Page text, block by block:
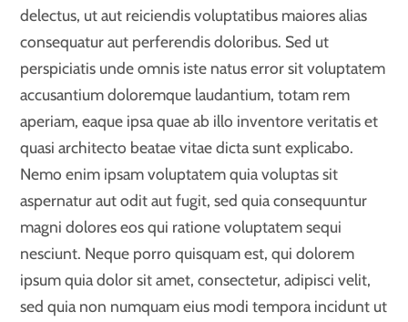
delectus, ut aut reiciendis voluptatibus maiores alias
consequatur aut perferendis doloribus. Sed ut
perspiciatis unde omnis iste natus error sit voluptatem
accusantium doloremque laudantium, totam rem
aperiam, eaque ipsa quae ab illo inventore veritatis et
quasi architecto beatae vitae dicta sunt explicabo.
Nemo enim ipsam voluptatem quia voluptas sit
aspernatur aut odit aut fugit, sed quia consequuntur
magni dolores eos qui ratione voluptatem sequi
nesciunt. Neque porro quisquam est, qui dolorem
ipsum quia dolor sit amet, consectetur, adipisci velit,
sed quia non numquam eius modi tempora incidunt ut